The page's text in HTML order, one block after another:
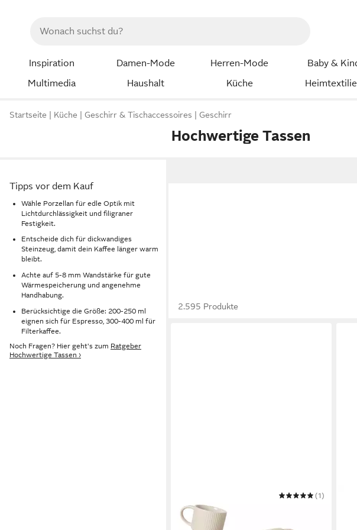
Inspiration Damen-Mode Herren-Mode Baby &
Multimedia
Haushalt Küche
Startseite Küche Geschirr & Tischaccessoires Geschirr
Hochwertige Tassen
Tipps vor dem Kauf
Wähle Porzellan für edle Optik mit
Lichtdurchlässigkeit und filigraner
Festigkeit.
Entscheide dich für dickwandiges
Steinzeug, damit dein Kaffee länger warm
bleibt.
Achte auf 5-8 mm Wandstärke für gute
Wärmespeicherung und angenehme
Handhabung.
Berücksichtige die Größe: 200-250 ml
eignen sich für Espresso, 300-400 ml für
Filterkaffee.
Noch Fragen? Hier geht's zum Ratgeber
Hochwertige Tassen ›
2.595 Produkte
Espressotasse Ylvii, 12er Set,
bestehend aus 6 Tassen + 6
(1)